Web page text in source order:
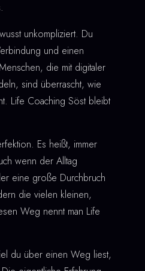
unkompliziert. Du
und einen
die mit digitaler
sind überrascht, wie
Life Coaching Söst bleibt
Es heißt, immer
wenn der Alltag
eine große Durchbruch
die vielen kleinen,
Weg nennt man Life
du über einen Weg liest,